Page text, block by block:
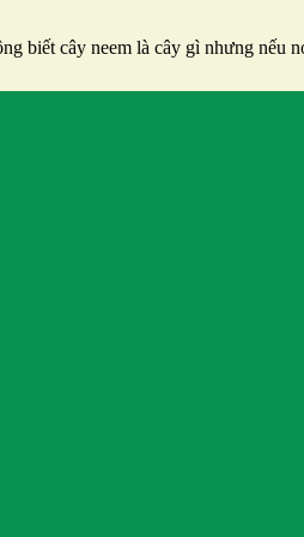
biết cây neem là cây gì nhưng nếu